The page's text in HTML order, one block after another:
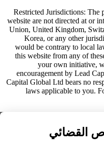
Restricted Jurisdictions: The
website are not directed at or
Union, United Kingdom,
Korea, or any other
would be contrary to local
this website from any of
your own initiative,
encouragement by Lead
Capital Global Ltd bears no
laws applicable to you.
القضائي